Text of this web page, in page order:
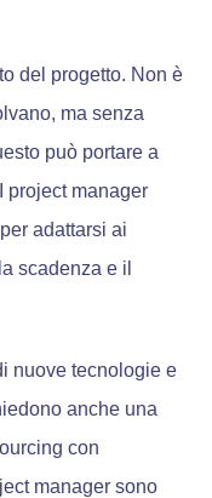
del progetto. Non è
ma senza
può portare a
project manager
adattarsi ai
scadenza e il
nuove tecnologie e
anche una
con
manager sono